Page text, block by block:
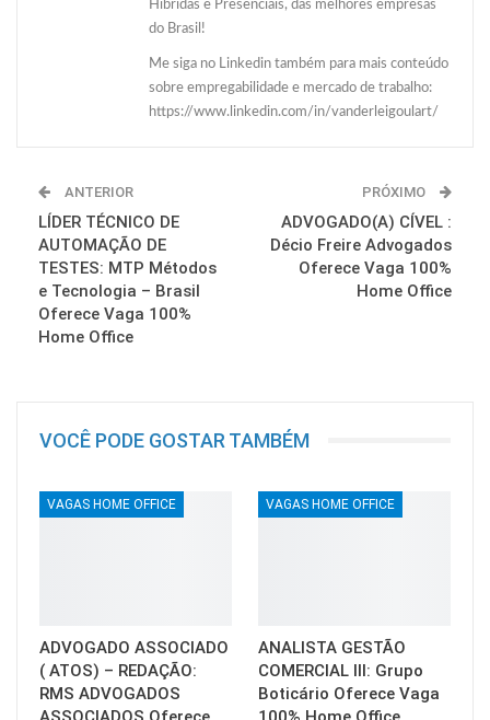
Híbridas e Presenciais, das melhores empresas
do Brasil!
Me siga no Linkedin também para mais conteúdo
sobre empregabilidade e mercado de trabalho:
https://www.linkedin.com/in/vanderleigoulart/
ANTERIOR
LÍDER TÉCNICO DE
AUTOMAÇÃO DE
TESTES: MTP Métodos
e Tecnologia – Brasil
Oferece Vaga 100%
Home Office
PRÓXIMO
ADVOGADO(A) CÍVEL :
Décio Freire Advogados
Oferece Vaga 100%
Home Office
VOCÊ PODE GOSTAR TAMBÉM
VAGAS HOME OFFICE
ADVOGADO ASSOCIADO
( ATOS) – REDAÇÃO:
RMS ADVOGADOS
VAGAS HOME OFFICE
ANALISTA GESTÃO
COMERCIAL III: Grupo
Boticário Oferece Vaga